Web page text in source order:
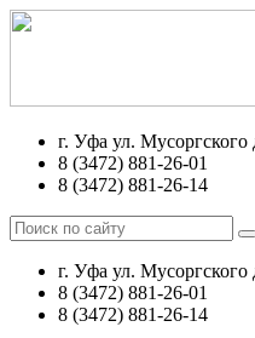
г. Уфа ул. Мусоргского
8 (3472) 881-26-01
8 (3472) 881-26-14
г. Уфа ул. Мусоргского
8 (3472) 881-26-01
8 (3472) 881-26-14